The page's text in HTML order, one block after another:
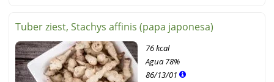
Tuber ziest, Stachys affinis (papa japonesa)
76 kcal
Agua 78%
86/13/01